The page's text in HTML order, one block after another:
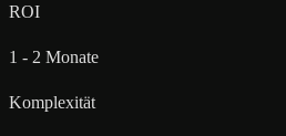
ROI
1 - 2 Monate
Komplexität